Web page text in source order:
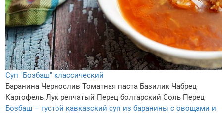
Суп "Бозбаш" классический
Баранина Чернослив Томатная паста Базилик Чабрец
Картофель Лук репчатый Перец болгарский Соль Перец
Бозбаш – густой кавказский суп из баранины с овощами и